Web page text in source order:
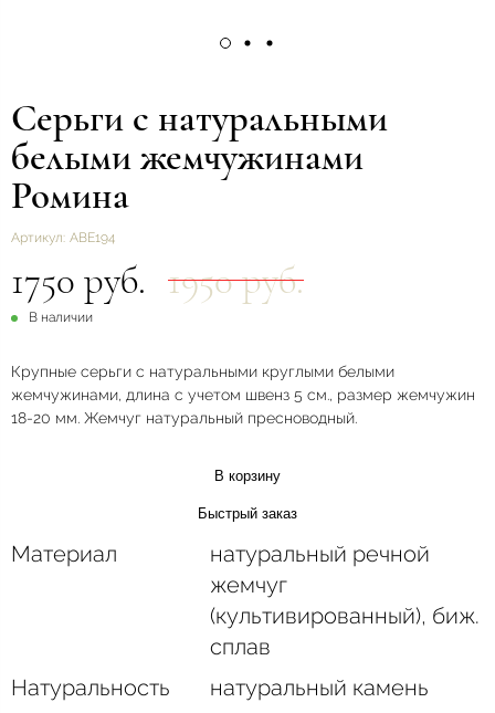
Серьги с натуральными
белыми жемчужинами
Ромина
Артикул: ABE194
1750 руб. 1950 руб.
В наличии
Крупные серьги с натуральными круглыми белыми
жемчужинами, длина с учетом швенз 5 см., размер жемчужин
18-20 мм. Жемчуг натуральный пресноводный.
В корзину
Быстрый заказ
Материал
натуральный речной
жемчуг
(культивированный), биж.
сплав
Натуральность
натуральный камень